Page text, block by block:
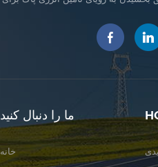
ما را دنبال کنید
خانه